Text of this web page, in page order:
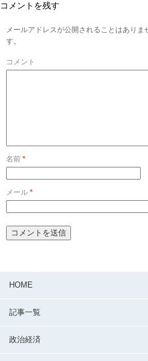
コメントを残す
メールアドレスが公開されることはあり
す。
コメント
名前 *
メール *
HOME
記事一覧
政治経済